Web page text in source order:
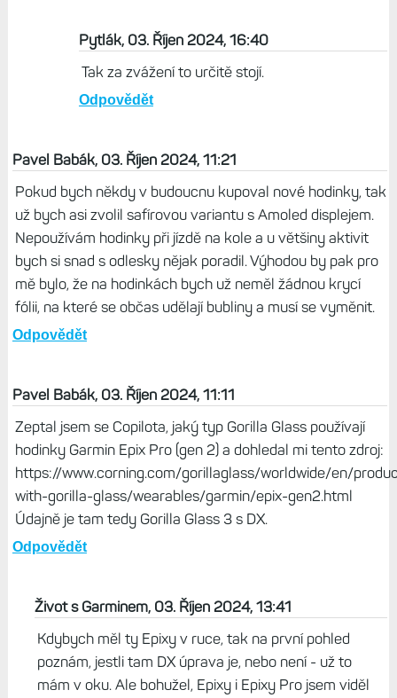
Pytlák, 03. Říjen 2024, 16:40
Tak za zvážení to určitě stojí.
Odpovědět
Pavel Babák, 03. Říjen 2024, 11:21
Pokud bych někdy v budoucnu kupoval nové hodinky, tak
už bych asi zvolil safírovou variantu s Amoled displejem.
Nepoužívám hodinky při jízdě na kole a u většiny aktivit
bych si snad s odlesky nějak poradil. Výhodou by pak pro
mě bylo, že na hodinkách bych už neměl žádnou krycí
fólii, na které se občas udělají bubliny a musí se vyměnit.
Odpovědět
Pavel Babák, 03. Říjen 2024, 11:11
Zeptal jsem se Copilota, jaký typ Gorilla Glass používají
hodinky Garmin Epix Pro (gen 2) a dohledal mi tento zdroj:
https://www.corning.com/gorillaglass/worldwide/en/
with-gorilla-glass/wearables/garmin/epix-gen2.html
Údajně je tam tedy Gorilla Glass 3 s DX.
Odpovědět
Život s Garminem, 03. Říjen 2024, 13:41
Kdybych měl ty Epixy v ruce, tak na první pohled
poznám, jestli tam DX úprava je, nebo není - už to
mám v oku. Ale bohužel, Epixy i Epixy Pro jsem viděl